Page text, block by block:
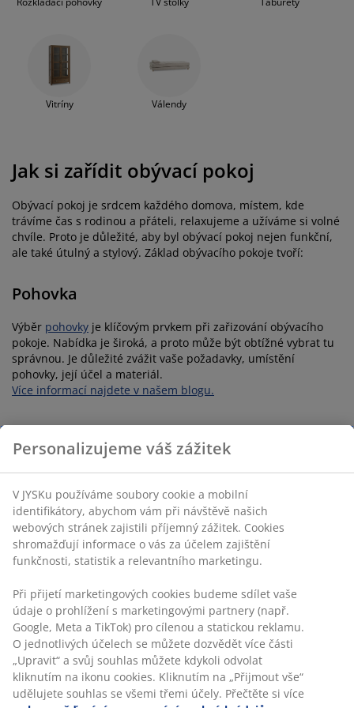
Vitríny Válendy
Jak si zařídit obývací pokoj
Obývací pokoj je srdcem každého domova, místem, kde
trávíme čas s rodinou a přáteli, relaxujeme a užíváme si volné
chvíle. Proto je důležité, aby byl obývací pokoj nejen funkční,
ale také útulný a stylový. Základ obývacího pokoje tvoří:
Pohovka
Výběr pohovky je klíčovým prvkem při zařizování obývacího
pokoje. Nabídka je široká, a proto může být obtížné vybrat tu
správnou. Je důležité zvážit vaše požadavky, umístění
pohovky, její účel a materiál.
Více informací najdete v našem blogu.
TV stolek
zároveň poskytuje úložný prostor. Vybírejte z naší nabídky
dřevěných, kovových a skleněných TV stolků.
Pohodlné křeslo a další doplňky
Zútulněte svůj obývací pokoj pohodlným křeslem, ideálním
pro chvíle s dobrou knihou. Nezapomeňte na stylový
konferenční stolek nebo praktickýtaburet. Pokud máte
omezený prostor, investujte do multifunkčního rozkládacího
gauče.
Úložné prostory a knihovny
Personalizujeme váš zážitek
V JYSKu používáme soubory cookie a mobilní
identifikátory, abychom vám při návštěvě našich
webových stránek zajistili příjemný zážitek. Cookies
shromažďují informace o vás za účelem zajištění
funkčnosti, statistik a relevantního marketingu.
Při přijetí marketingových cookies budeme sdílet vaše
údaje o prohlížení s marketingovými partnery (např.
Google, Meta a TikTok) pro cílenou a statickou reklamu.
O jednotlivých účelech se můžete dozvědět více části
„Upravit“ a svůj souhlas můžete kdykoli odvolat
kliknutím na ikonu cookies. Kliknutím na „Přijmout vše“
udělujete souhlas se všemi třemi účely. Přečtěte si více